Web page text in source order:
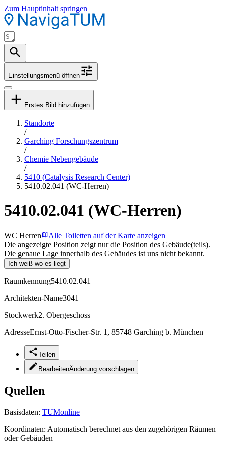
Zum Hauptinhalt springen
Einstellungsmenü öffnen
Erstes Bild hinzufügen
Standorte
/
Garching Forschungszentrum
/
Chemie Nebengebäude
/
5410 (Catalysis Research Center)
5410.02.041 (WC-Herren)
5410.02.041 (WC-Herren)
WC Herren
Alle Toiletten auf der Karte anzeigen
Die angezeigte Position zeigt nur die Position des Gebäude(teils).
Die genaue Lage innerhalb des Gebäudes ist uns nicht bekannt.
Ich weiß wo es liegt
Raumkennung5410.02.041
Architekten-Name3041
Stockwerk2. Obergeschoss
AdresseErnst-Otto-Fischer-Str. 1, 85748 Garching b. München
Teilen
BearbeitenÄnderung vorschlagen
Quellen
Basisdaten: TUMonline
Koordinaten: Automatisch berechnet aus den zugehörigen Räumen
oder Gebäuden